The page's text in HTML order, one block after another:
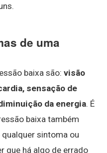
de uma
baixa são: visão
sensação de
da energia. É
baixa também
sintoma ou
que há algo de errado